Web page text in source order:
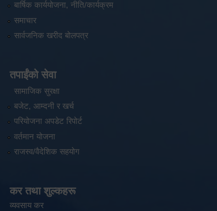
बार्षिक कार्ययोजना, नीति/कार्यक्रम
समाचार
सार्वजनिक खरीद बोलपत्र
तपाईंको सेवा
सामाजिक सुरक्षा
बजेट, आम्दनी र खर्च
परियोजना अपडेट रिपोर्ट
वर्तमान योजना
राजस्व/वैदेशिक सहयोग
कर तथा शुल्कहरू
व्यवसाय कर